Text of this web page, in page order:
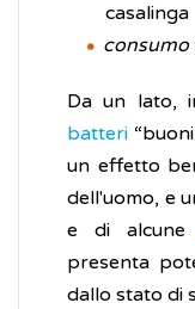
casalinga
consumo
Da un lato,
batteri
un effetto
dell'uomo, e
e di alcune
presenta
dallo stato di